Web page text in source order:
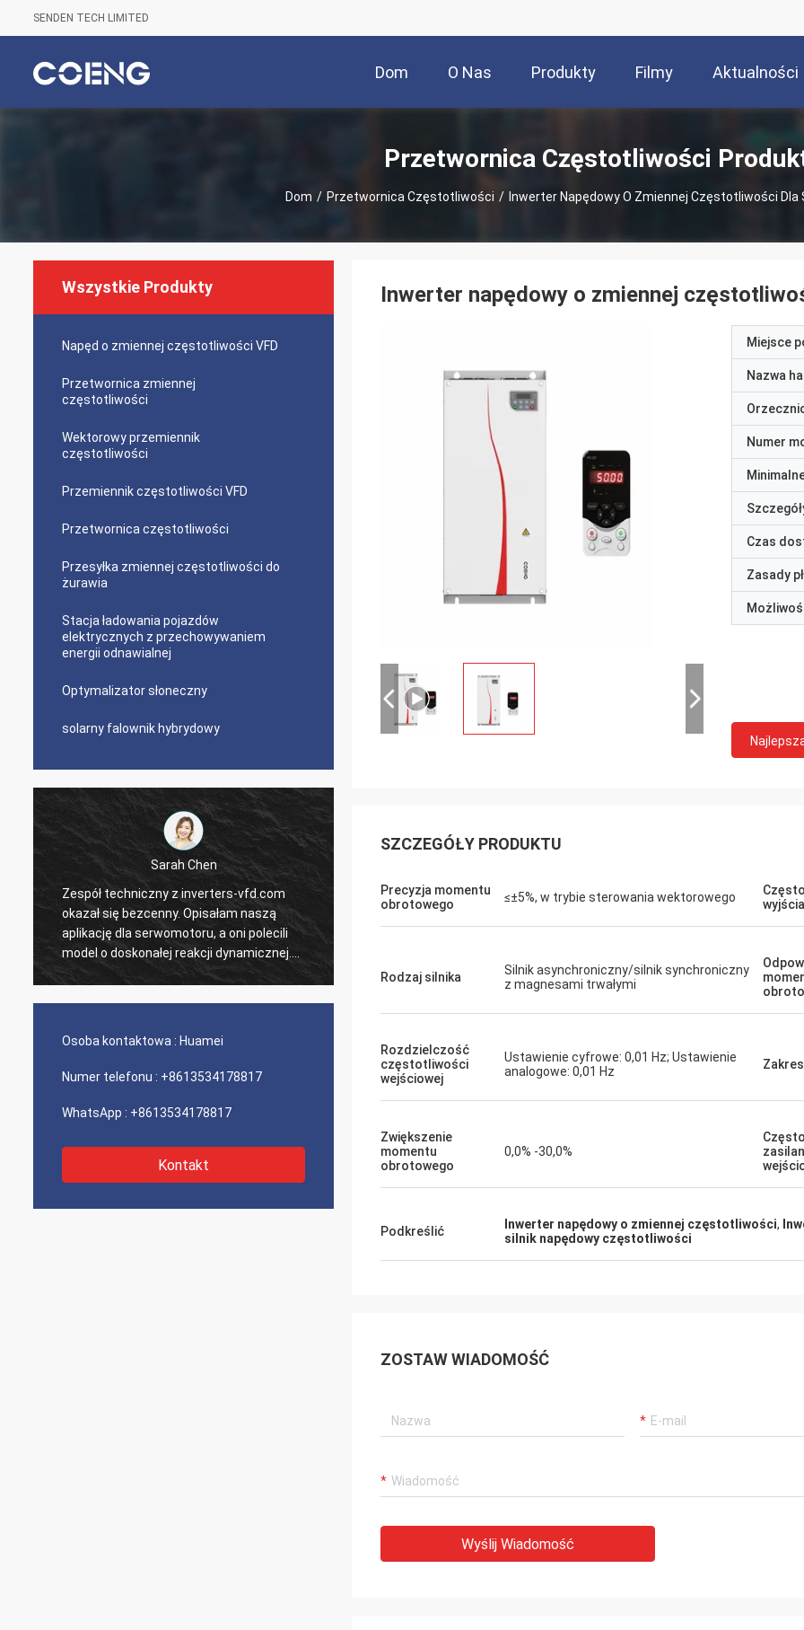
SENDEN TECH LIMITED
Dom O Nas Produkty Filmy Aktualności
Przetwornica Częstotliwości
Dom / Przetwornica Częstotliwości / Inwerter Napędowy O Zmiennej Częstotliwości Dla
Wszystkie Produkty
Napęd o zmiennej częstotliwości VFD
Przetwornica zmiennej
częstotliwości
Wektorowy przemiennik
częstotliwości
Przemiennik częstotliwości VFD
Przetwornica częstotliwości
Przesyłka zmiennej częstotliwości do
żurawia
Stacja ładowania pojazdów
elektrycznych z przechowywaniem
energii odnawialnej
Optymalizator słoneczny
solarny falownik hybrydowy
Sarah Chen
Zespół techniczny z inverters-vfd.com
okazał się bezcenny. Opisałam naszą
aplikację dla serwomotoru, a oni polecili
model o doskonałej reakcji dynamicznej.
Instalacja przebiegła bezproblemowo, a
Nasze zamówienie na wiele jednostek
PLC i HMI zostało zrealizowane dokładnie i
systemu sterowania jest bardziej
niezawodna. Jesteśmy pod wrażeniem
logistyki i solidnej wydajności tych
doświadczenie w każdym calu.
Potrzebowaliśmy silnika
niskim poziomie hałasu
utrzymuje stały
Jakość przewyższa
których używaliśmy,
zastosowań.
Osoba kontaktowa : Huamei
Numer telefonu : +8613534178817
WhatsApp : +8613534178817
Kontakt
Inwerter napędowy o zmiennej
Miejsce
Nazwa
Numer
Czas
Zasady
SZCZEGÓŁY PRODUKTU
Precyzja momentu
obrotowego
≤±5%, w trybie sterowania wektorowego
wyjścia
Rodzaj silnika
Silnik asynchroniczny/silnik synchroniczny
z magnesami trwałymi
Rozdzielczość
częstotliwości
wejściowej
Ustawienie cyfrowe: 0,01 Hz; Ustawienie
analogowe: 0,01 Hz
Zwiększenie
momentu
obrotowego
0,0% -30,0%
Podkreślić Inwerter napędowy o zmiennej częstotliwości,
silnik napędowy częstotliwości
ZOSTAW WIADOMOŚĆ
Wyślij Wiadomość